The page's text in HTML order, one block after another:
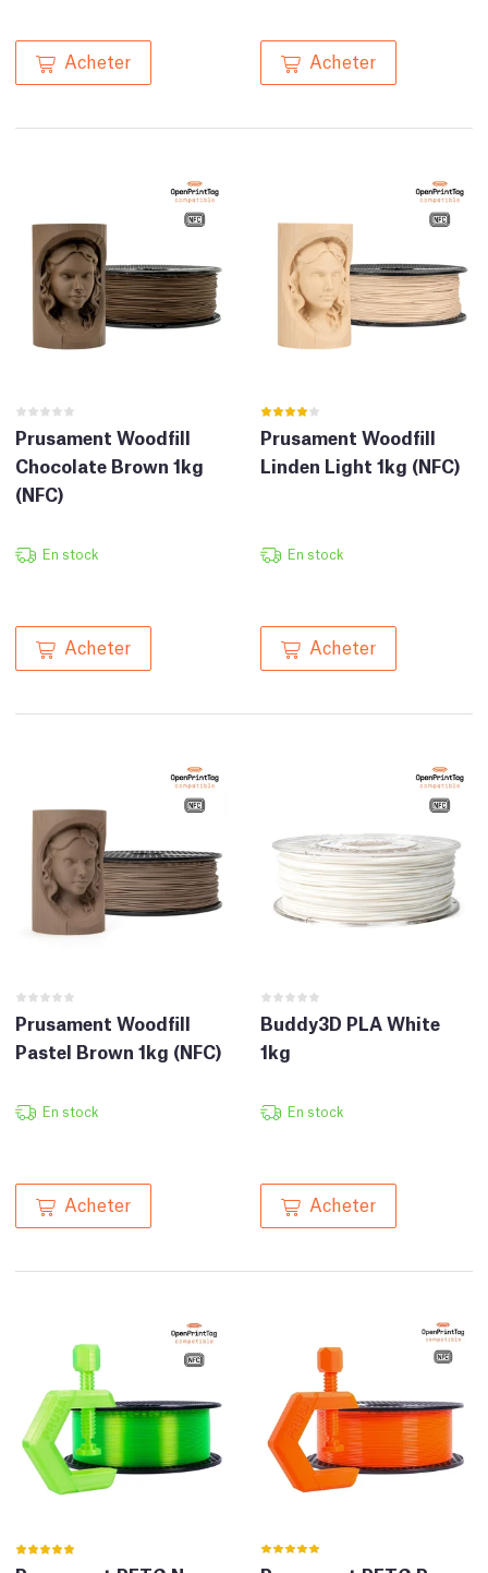
Acheter Acheter
Prusament Woodfill
Chocolate Brown 1kg
(NFC)
En stock
Acheter
Prusament Woodfill
Linden Light 1kg (NFC)
En stock
Acheter
Prusament Woodfill
Pastel Brown 1kg (NFC)
En stock
Acheter
Buddy3D PLA White
1kg
En stock
Acheter